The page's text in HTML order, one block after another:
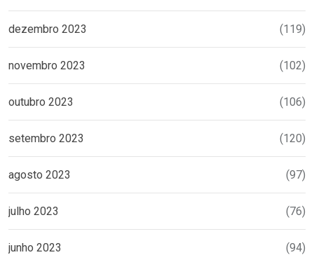
dezembro 2023 (119)
novembro 2023 (102)
outubro 2023 (106)
setembro 2023 (120)
agosto 2023 (97)
julho 2023 (76)
junho 2023 (94)